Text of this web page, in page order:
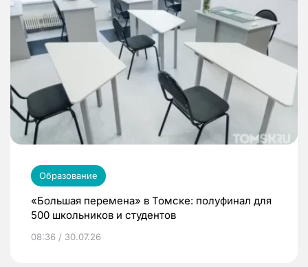
Образование
«Большая перемена» в Томске: полуфинал для
500 школьников и студентов
08:36 / 30.07.26